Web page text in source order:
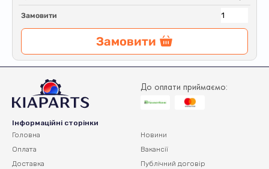
Замовити
Замовити
До оплати приймаємо:
Інформаційні сторінки
Головна
Оплата
Доставка
Новини
Вакансії
Публічний договір